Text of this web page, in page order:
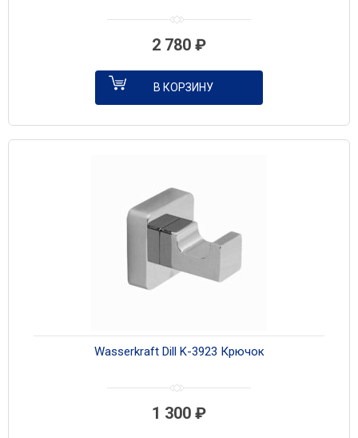
2 780 ₽
В КОРЗИНУ
Wasserkraft Dill K-3923 Крючок
1 300 ₽